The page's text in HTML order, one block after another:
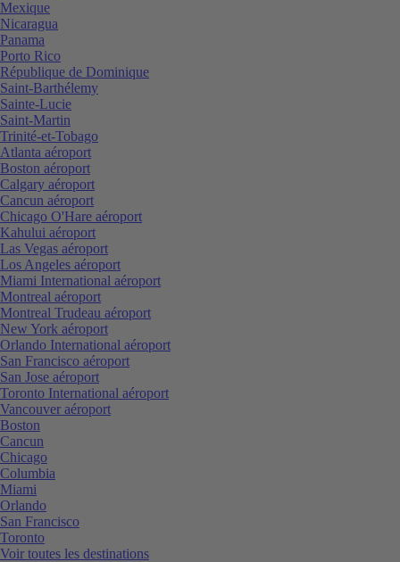
Mexique
Nicaragua
Panama
Porto Rico
République de Dominique
Saint-Barthélemy
Sainte-Lucie
Saint-Martin
Trinité-et-Tobago
Atlanta aéroport
Boston aéroport
Calgary aéroport
Cancun aéroport
Chicago O'Hare aéroport
Kahului aéroport
Las Vegas aéroport
Los Angeles aéroport
Miami International aéroport
Montreal aéroport
Montreal Trudeau aéroport
New York aéroport
Orlando International aéroport
San Francisco aéroport
San Jose aéroport
Toronto International aéroport
Vancouver aéroport
Boston
Cancun
Chicago
Columbia
Miami
Orlando
San Francisco
Toronto
Voir toutes les destinations